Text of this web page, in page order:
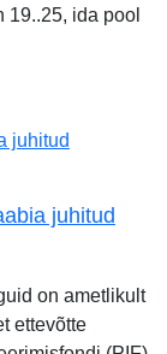
19..25, ida pool
juhitud
on ametlikult
ettevõtte